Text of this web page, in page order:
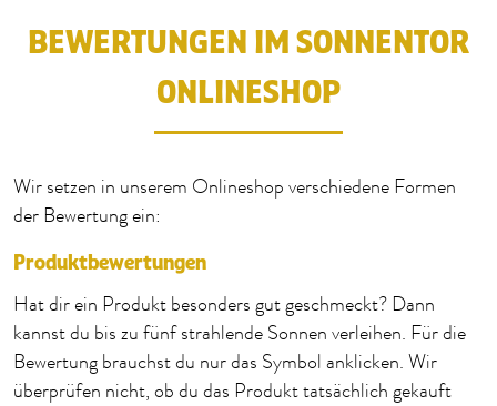
BEWERTUNGEN IM SONNENTOR
ONLINESHOP
Wir setzen in unserem Onlineshop verschiedene Formen
der Bewertung ein:
Produktbewertungen
Hat dir ein Produkt besonders gut geschmeckt? Dann
kannst du bis zu fünf strahlende Sonnen verleihen. Für die
Bewertung brauchst du nur das Symbol anklicken. Wir
überprüfen nicht, ob du das Produkt tatsächlich gekauft